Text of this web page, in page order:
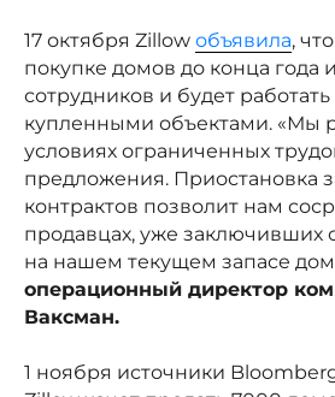
17 октября Zillow объявила,
покупке домов до конца года
сотрудников и будет
купленными объектами. «Мы
условиях ограниченных
предложения. Приостановка
контрактов позволит нам
продавцах, уже заключивших
на нашем текущем запасе
операционный директор
Ваксман.
1 ноября источники